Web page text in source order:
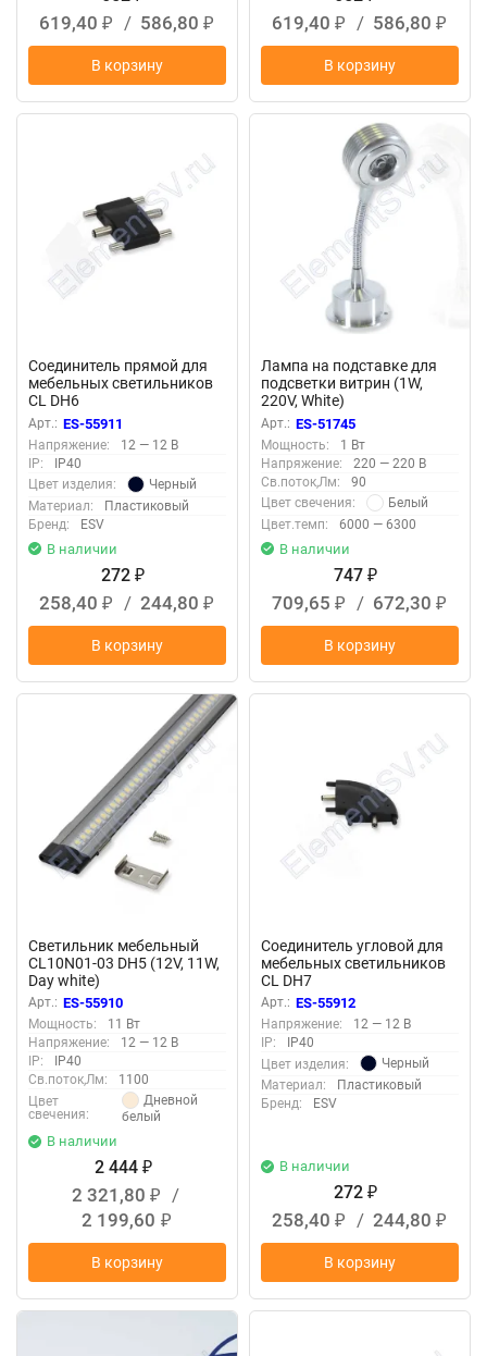
619,40 ₽ / 586,80 ₽
В корзину
619,40 ₽ / 586,80 ₽
В корзину
Соединитель прямой для
мебельных светильников
CL DH6
Арт.: ES-55911
Напряжение:
12 — 12 В
IP:
IP40
Цвет изделия:
Черный
Материал:
Пластиковый
Бренд:
ESV
В наличии
272 ₽
258,40 ₽ / 244,80 ₽
В корзину
Лампа на подставке для
подсветки витрин (1W,
220V, White)
Арт.: ES-51745
Мощность:
1 Вт
Напряжение:
220 — 220 В
Св.поток,Лм:
90
Цвет свечения:
Белый
Цвет.темп:
6000 — 6300
В наличии
747 ₽
709,65 ₽ / 672,30 ₽
В корзину
Светильник мебельный
CL10N01-03 DH5 (12V, 11W,
Day white)
Арт.: ES-55910
Мощность:
11 Вт
Напряжение:
12 — 12 В
IP:
IP40
Св.поток,Лм:
1100
Цвет
свечения:
Дневной
белый
В наличии
2 444 ₽
2 321,80 ₽
/
2 199,60 ₽
В корзину
Соединитель угловой для
мебельных светильников
CL DH7
Арт.: ES-55912
Напряжение:
12 — 12 В
IP:
IP40
Цвет изделия:
Черный
Материал:
Пластиковый
Бренд:
ESV
В наличии
272 ₽
258,40 ₽ / 244,80 ₽
В корзину